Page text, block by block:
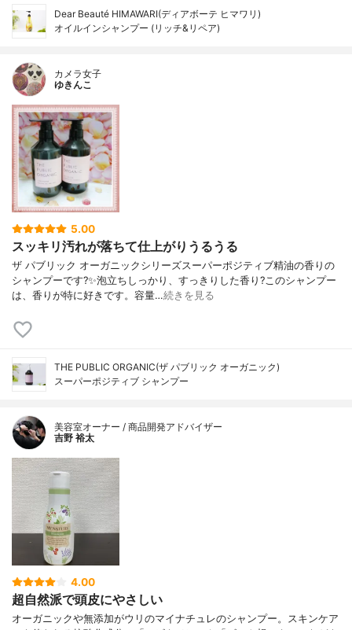
Dear Beauté HIMAWARI(ディアボーテ ヒマワリ)
オイルインシャンプー (リッチ&リペア)
カメラ女子
ゆきんこ
5.00
スッキリ汚れが落ちて仕上がりうるうる
ザ パブリック オーガニックシリーズスーパーポジティブ精油の香りの
シャンプーです?✨泡立ちしっかり、すっきりした香り?このシャンプー
は、香りが特に好きです。容量…続きを見る
THE PUBLIC ORGANIC(ザ パブリック オーガニック)
スーパーポジティブ シャンプー
美容室オーナー / 商品開発アドバイザー
吉野 裕太
4.00
超自然派で頭皮にやさしい
オーガニックや無添加がウリのマイナチュレのシャンプー。スキンケア